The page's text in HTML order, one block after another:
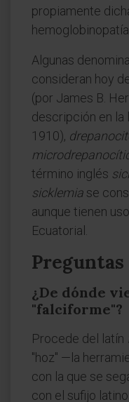
propiamente
Algunas
consideran hoy
(por James B.
descripción en la
1910),
término inglés
sicklemia se
aunque tienen
Ecuatorial.
¿De dónde
"falciforme"?
Procede del latín
"hoz" —la
con la que se
con el sufijo latino